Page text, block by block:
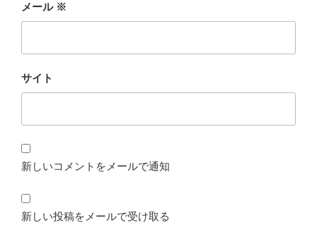
メール ※
サイト
新しいコメントをメールで通知
新しい投稿をメールで受け取る